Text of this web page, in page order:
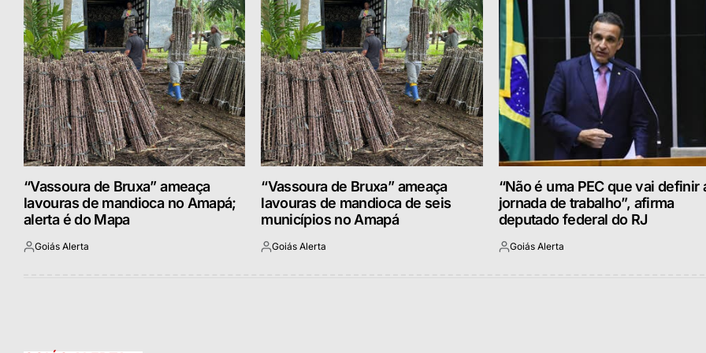
“Vassoura de Bruxa” ameaça
lavouras de mandioca no Amapá;
alerta é do Mapa
Postado
Goiás Alerta
“Vassoura de Bruxa” ameaça
lavouras de mandioca de seis
municípios no Amapá
Postado
Goiás Alerta
“Não é uma PEC que vai definir
jornada de trabalho”, afirma
deputado federal do RJ
Postado
Goiás Alerta